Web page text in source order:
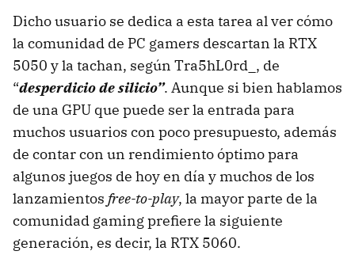
Dicho usuario se dedica a esta tarea al ver cómo
la comunidad de PC gamers descartan la RTX
5050 y la tachan, según Tra5hL0rd_, de
“desperdicio de silicio”. Aunque si bien hablamos
de una GPU que puede ser la entrada para
muchos usuarios con poco presupuesto, además
de contar con un rendimiento óptimo para
algunos juegos de hoy en día y muchos de los
lanzamientos free-to-play, la mayor parte de la
comunidad gaming prefiere la siguiente
generación, es decir, la RTX 5060.